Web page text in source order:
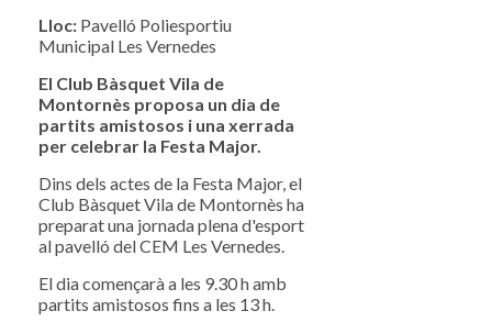
Lloc: Pavelló Poliesportiu
Municipal Les Vernedes
El Club Bàsquet Vila de
Montornès proposa un dia de
partits amistosos i una xerrada
per celebrar la Festa Major.
Dins dels actes de la Festa Major, el
Club Bàsquet Vila de Montornès ha
preparat una jornada plena d'esport
al pavelló del CEM Les Vernedes.
El dia començarà a les 9.30 h amb
partits amistosos fins a les 13 h.